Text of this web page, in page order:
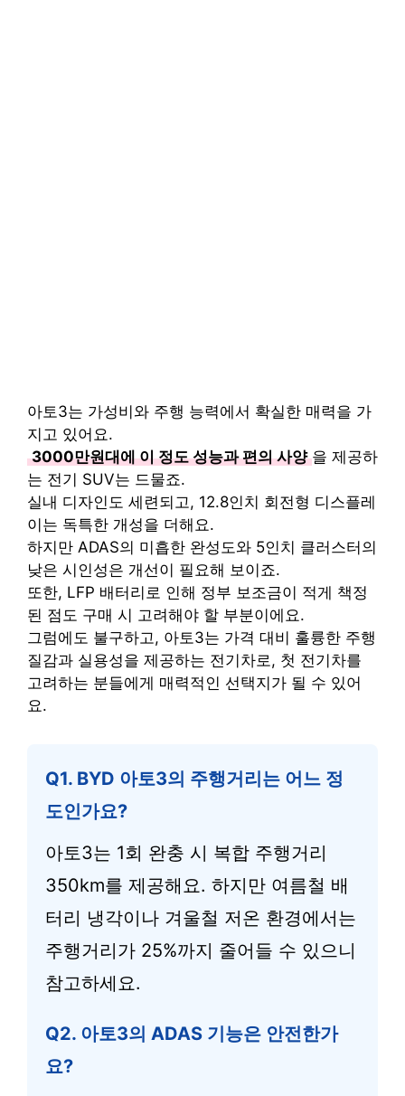
아토3는 가성비와 주행 능력에서 확실한 매력을 가
지고 있어요.
3000만원대에 이 정도 성능과 편의 사양 을 제공하
는 전기 SUV는 드물죠.
실내 디자인도 세련되고, 12.8인치 회전형 디스플레
이는 독특한 개성을 더해요.
하지만 ADAS의 미흡한 완성도와 5인치 클러스터의
낮은 시인성은 개선이 필요해 보이죠.
또한, LFP 배터리로 인해 정부 보조금이 적게 책정
된 점도 구매 시 고려해야 할 부분이에요.
그럼에도 불구하고, 아토3는 가격 대비 훌륭한 주행
질감과 실용성을 제공하는 전기차로, 첫 전기차를
고려하는 분들에게 매력적인 선택지가 될 수 있어
요.
Q1. BYD 아토3의 주행거리는 어느 정
도인가요?
아토3는 1회 완충 시 복합 주행거리
350km를 제공해요. 하지만 여름철 배
터리 냉각이나 겨울철 저온 환경에서는
주행거리가 25%까지 줄어들 수 있으니
참고하세요.
Q2. 아토3의 ADAS 기능은 안전한가
요?